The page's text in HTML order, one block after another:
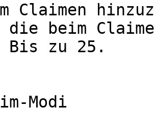
Claimen
beim
Bis zu 25.
Modi